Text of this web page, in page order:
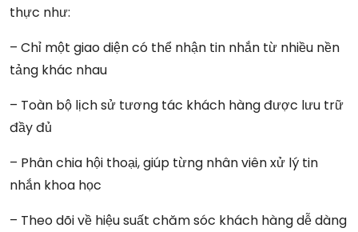
thực như:
– Chỉ một giao diện có thể nhận tin nhắn từ nhiều nền
tảng khác nhau
– Toàn bộ lịch sử tương tác khách hàng được lưu trữ
đầy đủ
– Phân chia hội thoại, giúp từng nhân viên xử lý tin
nhắn khoa học
– Theo dõi về hiệu suất chăm sóc khách hàng dễ dàng